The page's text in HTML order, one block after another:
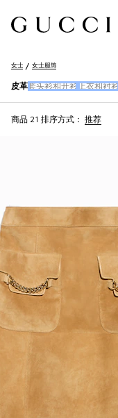
女士 女士服饰
皮革 套头衫和开衫 上衣和衬衫
商品 21 排序方式： 推荐